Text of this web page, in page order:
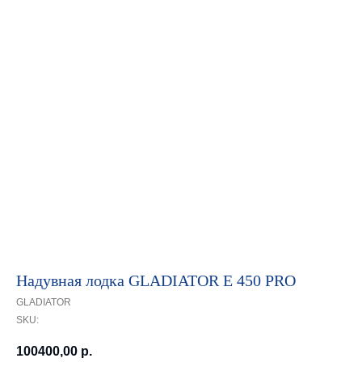
Надувная лодка GLADIATOR E 450 PRO
GLADIATOR
SKU:
100400,00 р.